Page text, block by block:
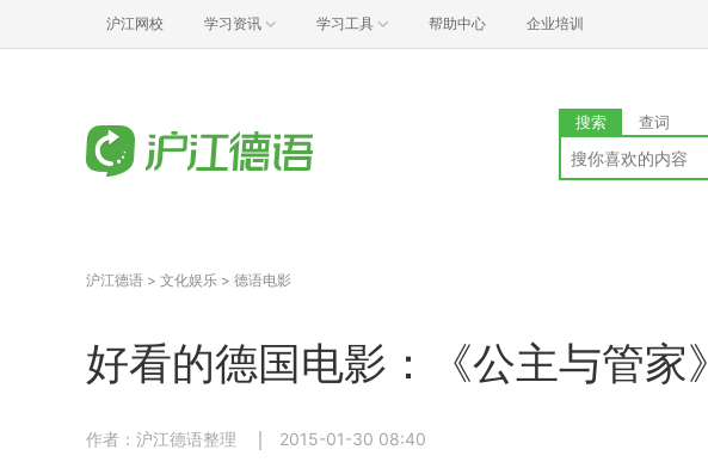
沪江网校 学习资讯 学习工具 帮助中心 企业培训
搜索 查词
沪江德语 > 文化娱乐 > 德语电影
好看的德国电影：《公主与管家》
作者：沪江德语整理 2015-01-30 08:40